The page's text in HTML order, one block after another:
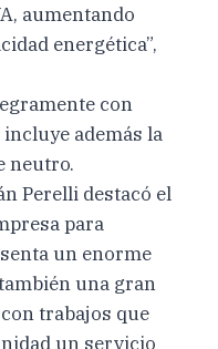
aumentando
energética”,
con
además la
neutro.
Perelli destacó el
para
un enorme
una gran
trabajos que
un servicio